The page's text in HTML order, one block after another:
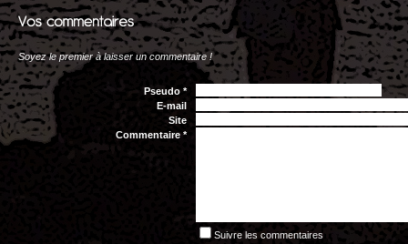
Soyez le premier à laisser un commentaire !
Pseudo *
E-mail
Site
Commentaire *
Suivre les commentaires